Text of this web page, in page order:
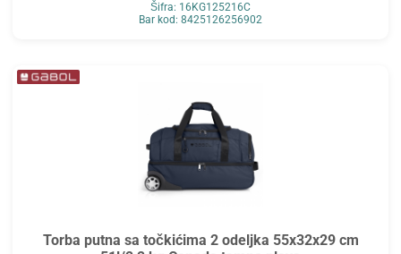
Šifra: 16KG125216C
Bar kod: 8425126256902
Torba putna sa točkićima 2 odeljka 55x32x29 cm